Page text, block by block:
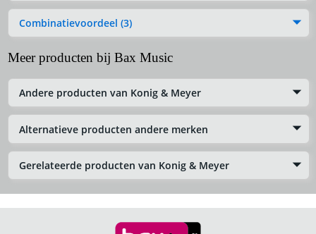
Combinatievoordeel (3)
Meer producten bij Bax Music
Andere producten van Konig & Meyer
Alternatieve producten andere merken
Gerelateerde producten van Konig & Meyer